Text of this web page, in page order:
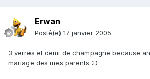
Erwan
Posté(e) 17 janvier 2005
3 verres et demi de champagne because
mariage des mes parents :D